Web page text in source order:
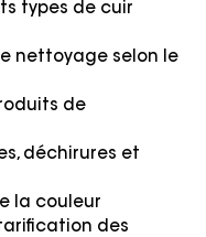
types de cuir
nettoyage selon le
de
déchirures et
la couleur
des